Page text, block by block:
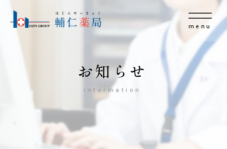
menu
お知らせ
information